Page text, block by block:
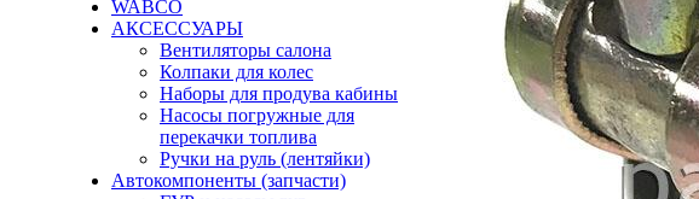
WABCO
АКСЕССУАРЫ
Вентиляторы салона
Колпаки для колес
Наборы для продува кабины
Насосы погружные для
перекачки топлива
Ручки на руль (лентяйки)
Автокомпоненты (запчасти)